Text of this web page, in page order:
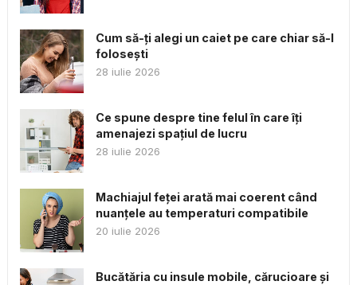
Cum să-ți alegi un caiet pe care chiar să-l
folosești
28 iulie 2026
Ce spune despre tine felul în care îți
amenajezi spațiul de lucru
28 iulie 2026
Machiajul feței arată mai coerent când
nuanțele au temperaturi compatibile
20 iulie 2026
Bucătăria cu insule mobile, cărucioare și